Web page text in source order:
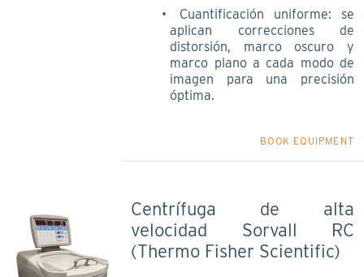
Cuantificación uniforme: se
aplican correcciones de
distorsión, marco oscuro y
marco plano a cada modo de
imagen para una precisión
óptima.
BOOK EQUIPMENT
Centrífuga de alta
velocidad Sorvall RC
(Thermo Fisher Scientific)